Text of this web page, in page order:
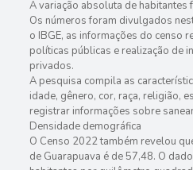
A variação absoluta de habitantes
Os números foram divulgados
o IBGE, as informações do censo
políticas públicas e realização de
privados.
A pesquisa compila as
idade, gênero, cor, raça, religião,
registrar informações sobre
Densidade demográfica
O Censo 2022 também revelou
de Guarapuava é de 57,48. O